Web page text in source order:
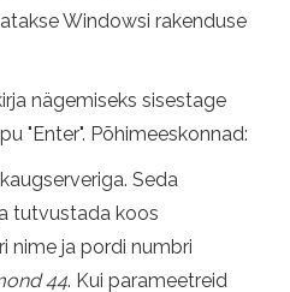
Windowsi rakenduse
nägemiseks sisestage
"Enter". Põhimeeskonnad:
Seda
tutvustada koos
nime ja pordi numbri
44. Kui parameetreid